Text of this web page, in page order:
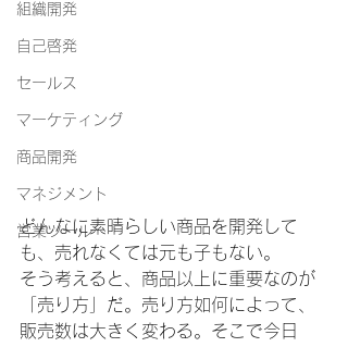
組織開発
自己啓発
セールス
マーケティング
商品開発
マネジメント
営業ツール
どんなに素晴らしい商品を開発して
も、売れなくては元も子もない。
そう考えると、商品以上に重要なのが
「売り方」だ。売り方如何によって、
販売数は大きく変わる。そこで今日